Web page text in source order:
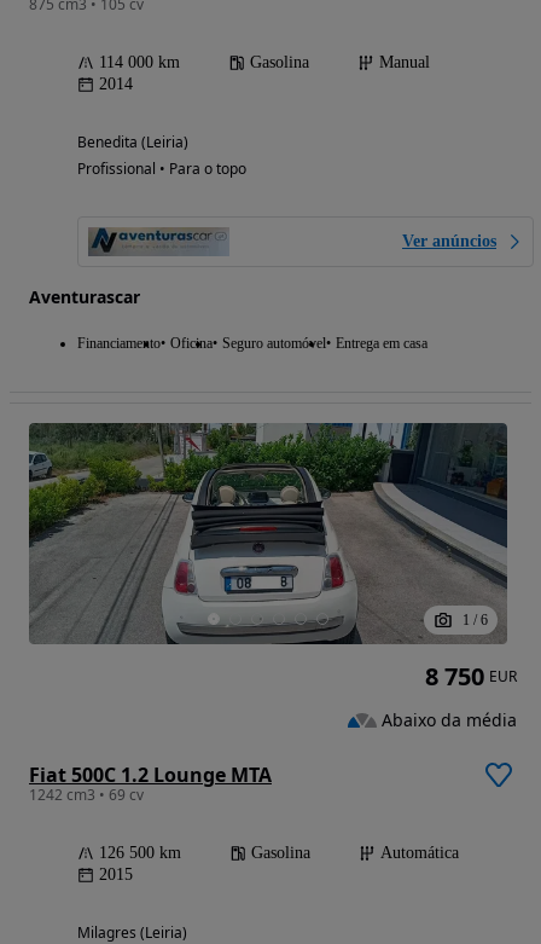
875 cm3 • 105 cv
114 000 km Gasolina
Manual
2014
Benedita (Leiria)
Profissional • Para o topo
Ver anúncios
Aventurascar
Financiamento Oficina Seguro automóvel Entrega em casa
1 / 6
Fiat 500C 1.2 Lounge MTA
1242 cm3 • 69 cv
126 500 km Gasolina
Automática
2015
Milagres (Leiria)
8 750 EUR
Abaixo da média